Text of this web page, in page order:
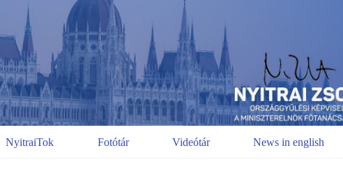
NyitraiTok Fotótár Videótár News in english